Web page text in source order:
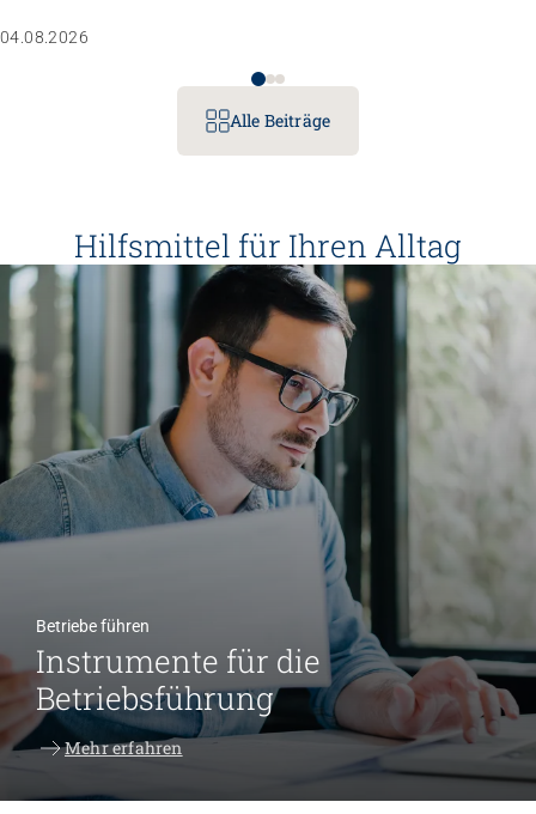
gemanagt hat, wartet nun ihr persönliches Grossprojekt.
04.08.2026
Alle Beiträge
Hilfsmittel für Ihren Alltag
Betriebe führen
Instrumente für die
Betriebsführung
Mehr erfahren